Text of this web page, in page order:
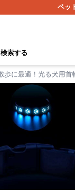
ペッ
索する
歩に最適！光る犬用首